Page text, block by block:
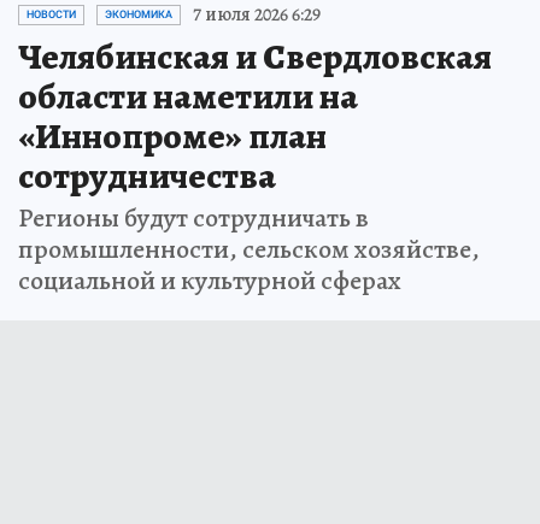
НОВОСТИ ЭКОНОМИКА 7 июля 2026 6:29
Челябинская и Свердловская
области наметили на
«Иннопроме» план
сотрудничества
Регионы будут сотрудничать в
промышленности, сельском хозяйстве,
социальной и культурной сферах